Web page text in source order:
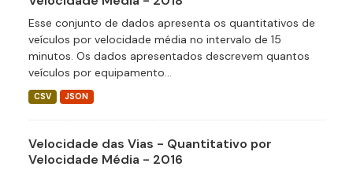
Esse conjunto de dados apresenta os quantitativos de
veículos por velocidade média no intervalo de 15
minutos. Os dados apresentados descrevem quantos
veículos por equipamento...
CSV JSON
Velocidade das Vias - Quantitativo por
Velocidade Média - 2016